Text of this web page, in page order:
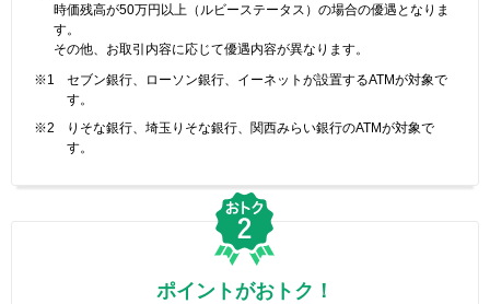
時価残高が50万円以上（ルビーステータス）の場合の優遇となりま
す。
その他、お取引内容に応じて優遇内容が異なります。
※1
セブン銀行、ローソン銀行、イーネットが設置するATMが対象で
す。
※2
りそな銀行、埼玉りそな銀行、関西みらい銀行のATMが対象で
す。
ポイントがおトク！